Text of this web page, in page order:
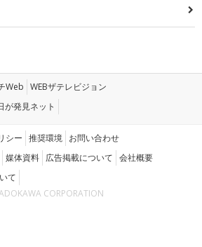
Web WEBザテレビジョン
が発見ネット
シー 推奨環境 お問い合わせ
媒体資料 広告掲載について 会社概要
て
CORPORATION